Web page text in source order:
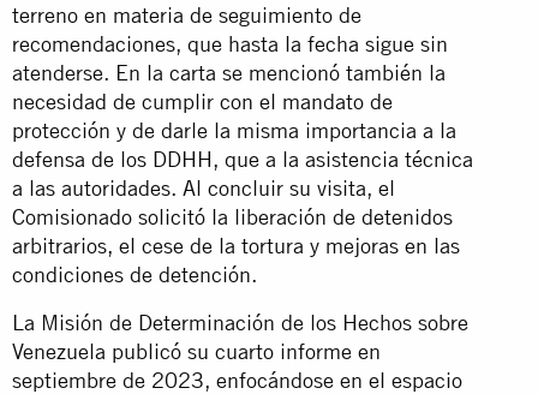
terreno en materia de seguimiento de
recomendaciones, que hasta la fecha sigue sin
atenderse. En la carta se mencionó también la
necesidad de cumplir con el mandato de
protección y de darle la misma importancia a la
defensa de los DDHH, que a la asistencia técnica
a las autoridades. Al concluir su visita, el
Comisionado solicitó la liberación de detenidos
arbitrarios, el cese de la tortura y mejoras en las
condiciones de detención.
La Misión de Determinación de los Hechos sobre
Venezuela publicó su cuarto informe en
septiembre de 2023, enfocándose en el espacio